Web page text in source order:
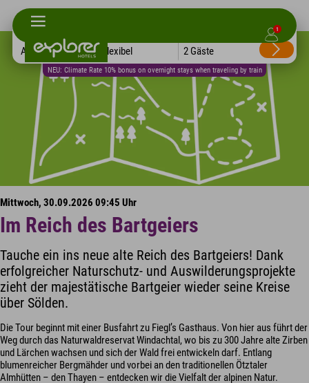
1
NEU: Climate Rate 10% bonus on overnight stays when traveling by train
Alle Hotels Flexibel 2 Gäste
Mittwoch, 30.09.2026 09:45 Uhr
Im Reich des Bartgeiers
Tauche ein ins neue alte Reich des Bartgeiers! Dank
erfolgreicher Naturschutz- und Auswilderungsprojekte
zieht der majestätische Bartgeier wieder seine Kreise
über Sölden.
Die Tour beginnt mit einer Busfahrt zu Fiegl’s Gasthaus. Von hier aus führt der
Weg durch das Naturwaldreservat Windachtal, wo bis zu 300 Jahre alte Zirben
und Lärchen wachsen und sich der Wald frei entwickeln darf. Entlang
blumenreicher Bergmähder und vorbei an den traditionellen Ötztaler
Almhütten – den Thayen – entdecken wir die Vielfalt der alpinen Natur.